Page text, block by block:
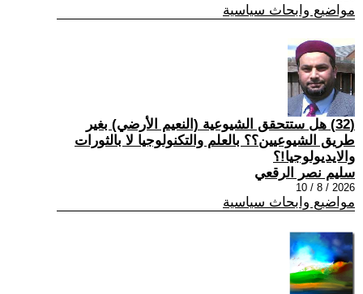
مواضيع وابحاث سياسية
(32) هل ستتحقق الشيوعية (النعيم الأرضي) بغير
طريق الشيوعيين؟؟ بالعلم والتكنولوجيا لا بالثورات
والايديولوجيا!؟
سليم نصر الرقعي
2026 / 8 / 10
مواضيع وابحاث سياسية